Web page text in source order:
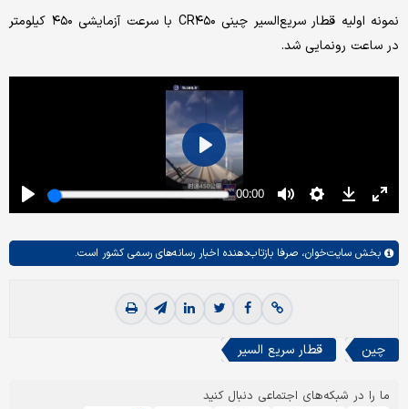
نمونه اولیه قطار سریع‌السیر چینی CR۴۵۰ با سرعت آزمایشی ۴۵۰ کیلومتر
در ساعت رونمایی شد.
بخش سایت‌خوان، صرفا بازتاب‌دهنده اخبار رسانه‌های رسمی کشور است.
چین قطار سریع السیر
ما را در شبکه‌های اجتماعی دنبال کنید